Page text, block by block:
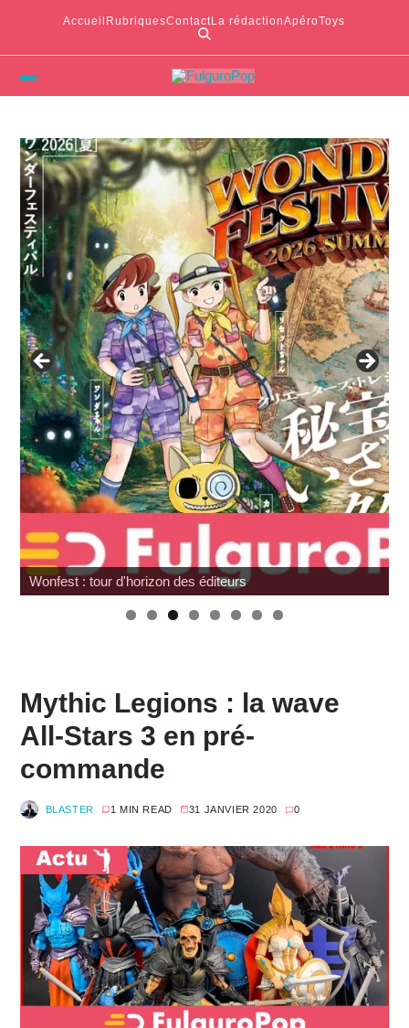
Accueil RubriquesContactLa rédactionApéroToys
Wonfest : tour d'horizon des éditeurs
Mythic Legions : la wave
All-Stars 3 en pré-
commande
BLASTER 1 MIN READ 31 JANVIER 2020 0